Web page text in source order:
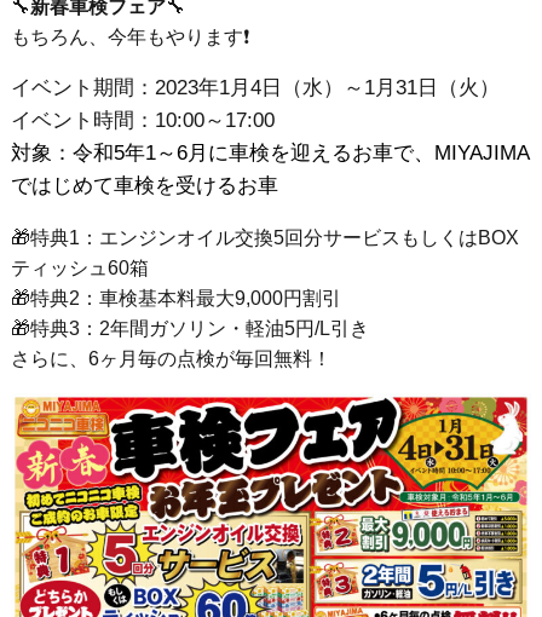
🔧新春車検フェア🔧
もちろん、今年もやります❗
イベント期間：2023年1月4日（水）～1月31日（火）
イベント時間：10:00～17:00
対象：令和5年1～6月に車検を迎えるお車で、MIYAJIMA
ではじめて車検を受けるお車
🎁特典1：エンジンオイル交換5回分サービスもしくはBOX
ティッシュ60箱
🎁特典2：車検基本料最大9,000円割引
🎁特典3：2年間ガソリン・軽油5円/L引き
さらに、6ヶ月毎の点検が毎回無料！